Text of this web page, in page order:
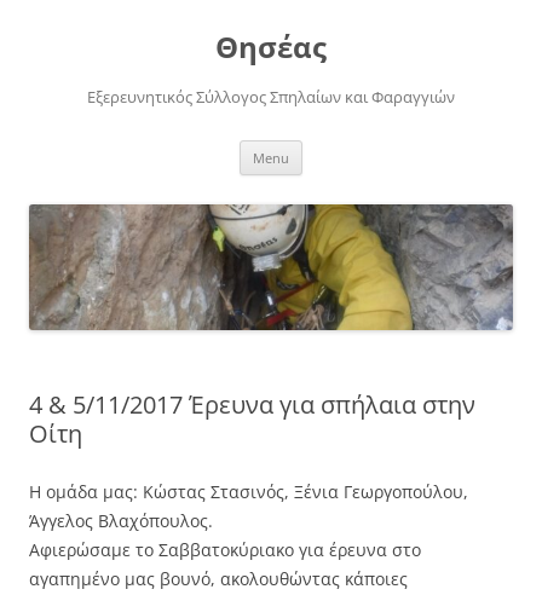
Θησέας
Εξερευνητικός Σύλλογος Σπηλαίων και Φαραγγιών
Menu
4 & 5/11/2017 Έρευνα για σπήλαια στην
Οίτη
Η ομάδα μας: Κώστας Στασινός, Ξένια Γεωργοπούλου,
Άγγελος Βλαχόπουλος.
Αφιερώσαμε το Σαββατοκύριακο για έρευνα στο
αγαπημένο μας βουνό, ακολουθώντας κάποιες